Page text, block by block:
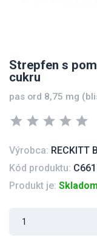
Strepfen s
cukru
pas ord 8,75 mg
star star star star star
Výrobca: RECKITT
Kód produktu:
Produkt je: Skladom